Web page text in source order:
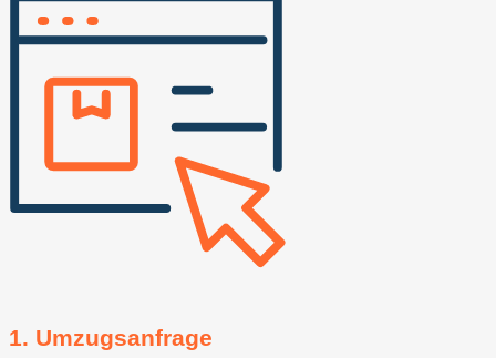
1. Umzugsanfrage